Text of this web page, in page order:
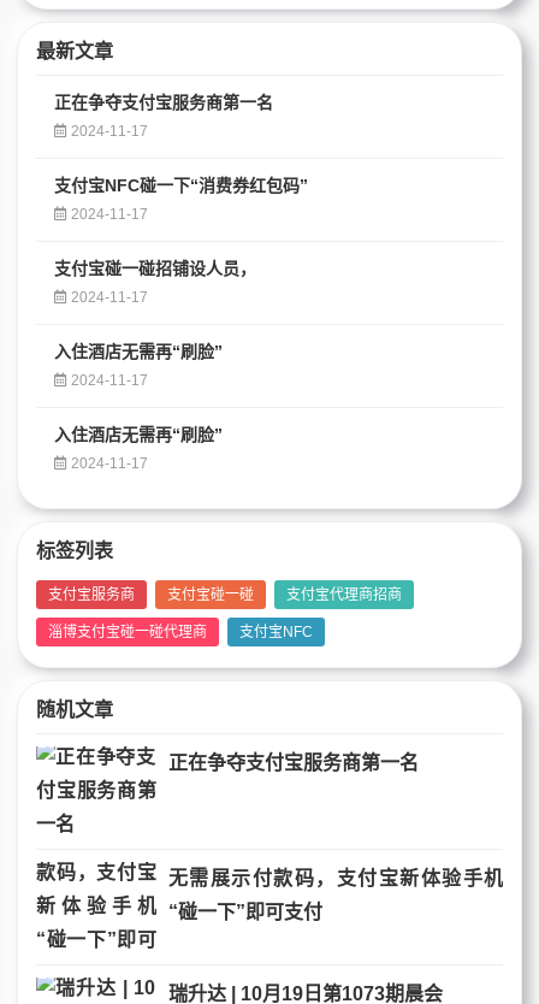
最新文章
正在争夺支付宝服务商第一名
2024-11-17
支付宝NFC碰一下“消费券红包码”
2024-11-17
支付宝碰一碰招铺设人员，
2024-11-17
入住酒店无需再“刷脸”
2024-11-17
入住酒店无需再“刷脸”
2024-11-17
标签列表
支付宝服务商 支付宝碰一碰 支付宝代理商招商
淄博支付宝碰一碰代理商 支付宝NFC
随机文章
正在争夺支付宝服务商第一名
无需展示付款码，支付宝新体验手机
“碰一下”即可支付
瑞升达 | 10月19日第1073期晨会